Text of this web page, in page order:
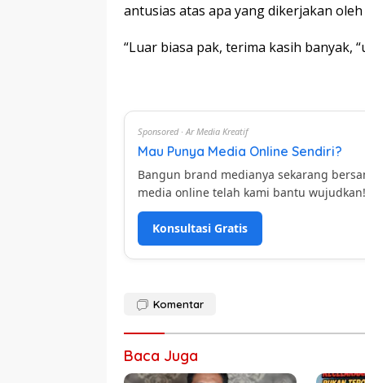
antusias atas apa yang dikerjakan
“Luar biasa pak, terima kasih banyak,
Sponsored · Ar Media Kreatif
Mau Punya Media Online Sendiri?
Bangun brand medianya sekarang
media online telah kami bantu wujudkan!
Konsultasi Gratis
Komentar
Baca Juga